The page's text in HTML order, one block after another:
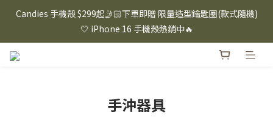
⸜ 8/1-8/31 ⸝  88購物節｜下單滿$1600折$100 / 滿$2200折$200 /
滿$3000折$300 (排除Hazuki及EspressoTokyo)
Candies 手機殼 $299起🤳🏻下單即贈 限量造型鑰匙圈(款式隨機)
🤍 iPhone 16 手機殼熱銷中🔥
⸜ 8/1-8/31 ⸝  88購物節｜下單滿$1600折$100 / 滿$2200折$200 /
手沖器具